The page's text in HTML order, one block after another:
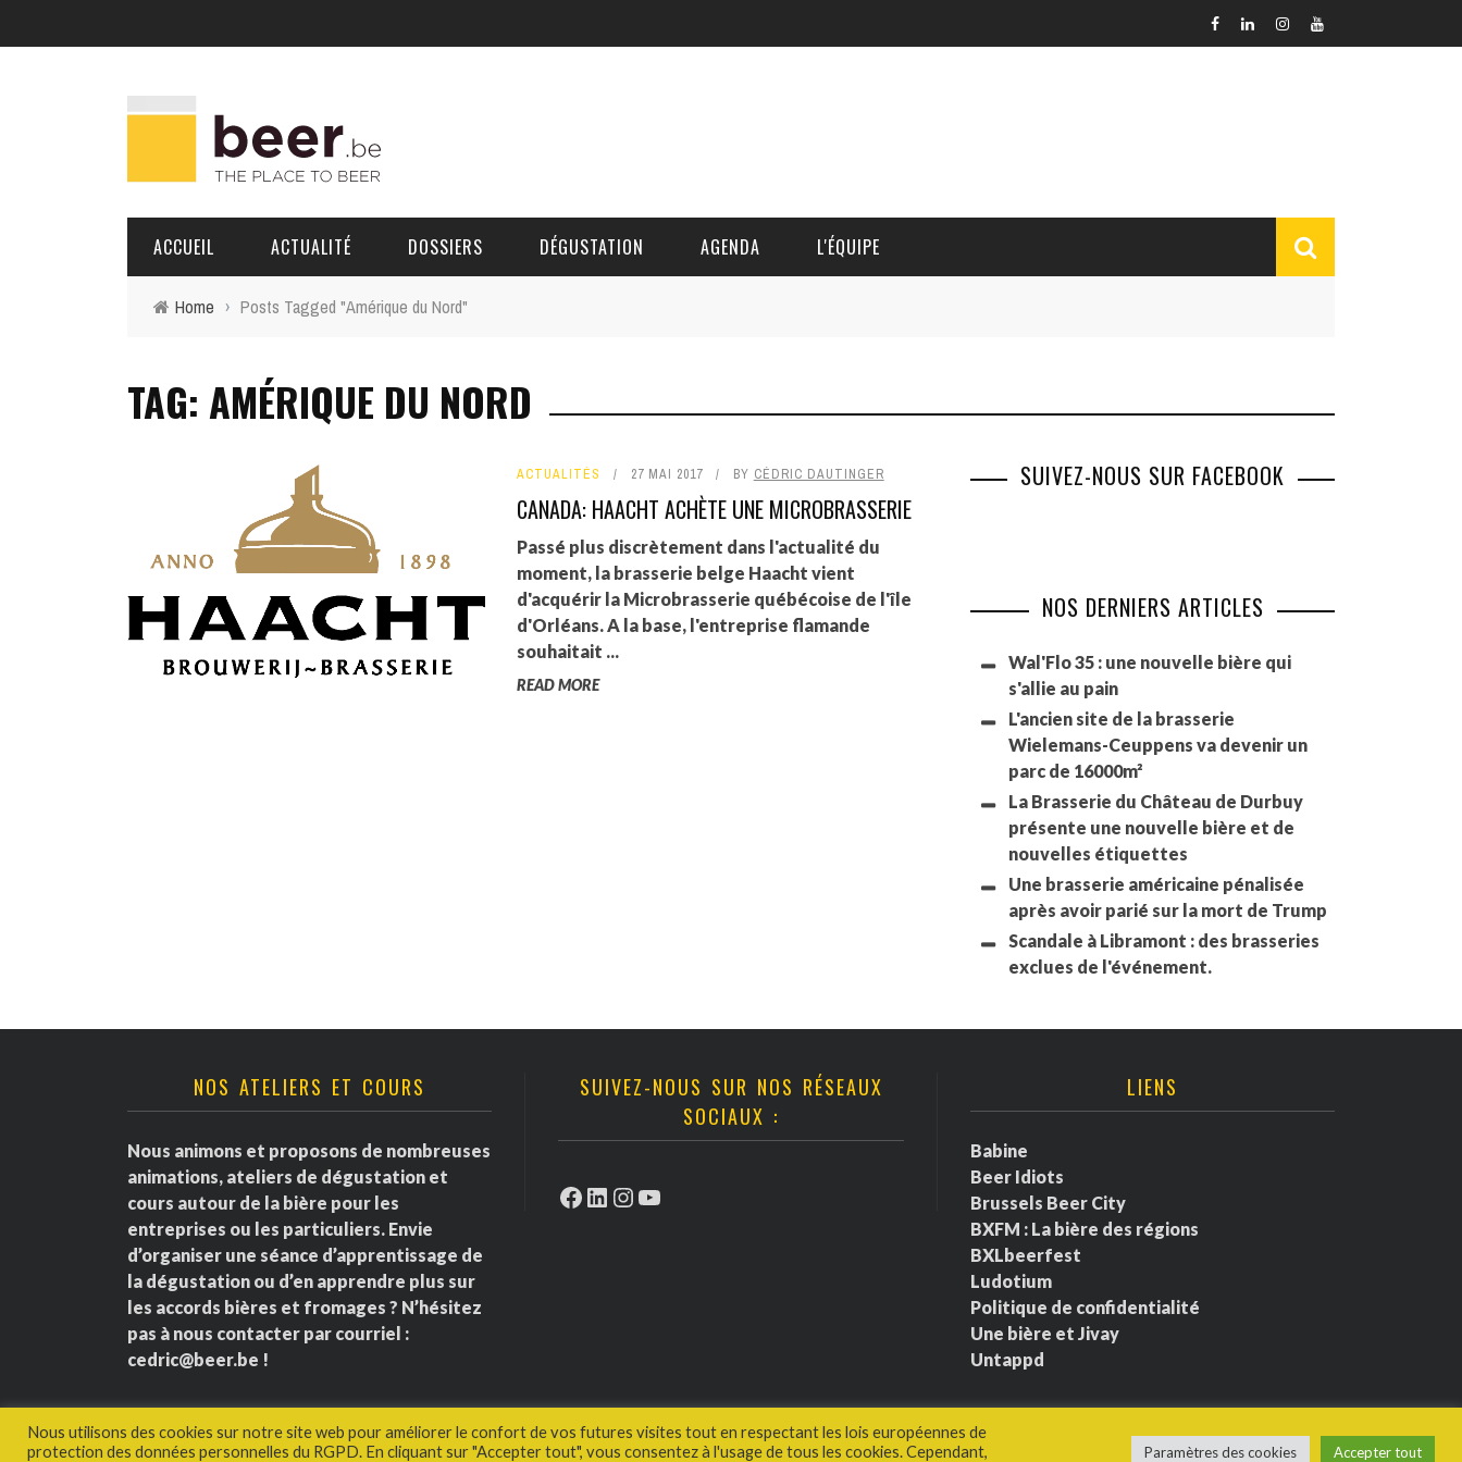
ACCUEIL ACTUALITÉ DOSSIERS
PORTRAITS
DÉGUSTATION AGENDA L'ÉQUIPE
HÉLÈNE SPITAELS
AGALMA PADAW0NE
JEREMY KUPROWSKI
FLORENCE CONSTANTIN
Home › Posts Tagged "Amérique du Nord"
TAG: AMÉRIQUE DU NORD
ACTUALITÉS 27 MAI 2017 BY CÉDRIC DAUTINGER
CANADA: HAACHT ACHÈTE UNE MICROBRASSERIE
Passé plus discrètement dans l'actualité du
moment, la brasserie belge Haacht vient
d'acquérir la Microbrasserie québécoise de l'île
d'Orléans. A la base, l'entreprise flamande
souhaitait ...
READ MORE
SUIVEZ-NOUS SUR FACEBOOK
NOS DERNIERS ARTICLES
Wal'Flo 35 : une nouvelle bière qui
s'allie au pain
L'ancien site de la brasserie
Wielemans-Ceuppens va devenir un
parc de 16000m²
La Brasserie du Château de Durbuy
présente une nouvelle bière et de
nouvelles étiquettes
Une brasserie américaine pénalisée
après avoir parié sur la mort de Trump
Scandale à Libramont : des brasseries
exclues de l'événement.
NOS ATELIERS ET COURS
Nous animons et proposons de nombreuses
animations, ateliers de dégustation et
cours autour de la bière pour les
entreprises ou les particuliers. Envie
d’organiser une séance d’apprentissage de
la dégustation ou d’en apprendre plus sur
les accords bières et fromages ? N’hésitez
pas à nous contacter par courriel :
cedric@beer.be !
SUIVEZ-NOUS SUR NOS RÉSEAUX
SOCIAUX :
Facebook
LinkedIn
Instagram
YouTube
LIENS
Babine
Beer Idiots
Brussels Beer City
BXFM : La bière des régions
BXLbeerfest
Ludotium
Politique de confidentialité
Une bière et Jivay
Untappd
Nous utilisons des cookies sur notre site web pour améliorer le confort de vos futures visites tout en respectant les lois européennes de
protection des données personnelles du RGPD. En cliquant sur "Accepter tout", vous consentez à l'usage de tous les cookies. Cependant,
Paramètres des cookies Accepter tout